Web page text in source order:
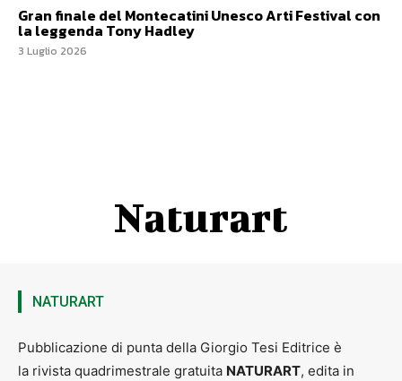
Gran finale del Montecatini Unesco Arti Festival con
la leggenda Tony Hadley
3 Luglio 2026
Naturart
NATURART
Pubblicazione di punta della Giorgio Tesi Editrice è
la rivista quadrimestrale gratuita NATURART, edita in